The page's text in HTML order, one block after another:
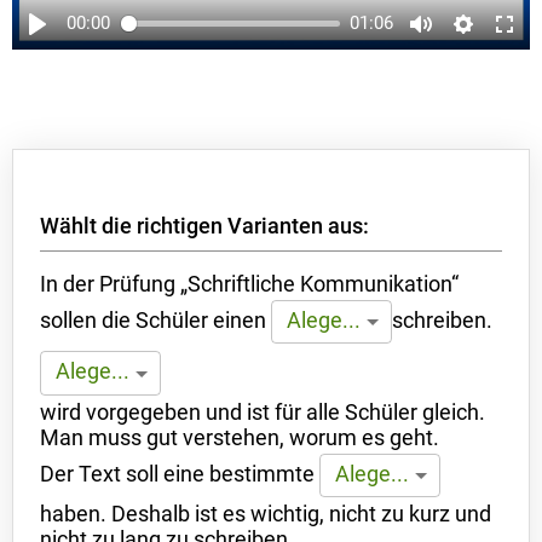
00:00 01:06
Wählt die richtigen Varianten aus:
In der Prüfung „Schriftliche Kommunikation“
sollen die Schüler einen
Alege... schreiben.
Alege...
wird vorgegeben und ist für alle Schüler gleich.
Man muss gut verstehen, worum es geht.
Der Text soll eine bestimmte
Alege...
haben. Deshalb ist es wichtig, nicht zu kurz und